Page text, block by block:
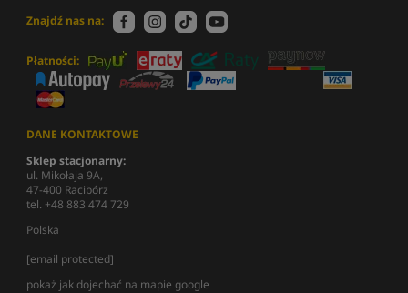
Znajdź nas na:
Płatności:
DANE KONTAKTOWE
Sklep stacjonarny:
ul. Mikołaja 9A,
47-400 Racibórz
tel. +48 883 474 729
Polska
[email protected]
pokaż jak dojechać na mapie google